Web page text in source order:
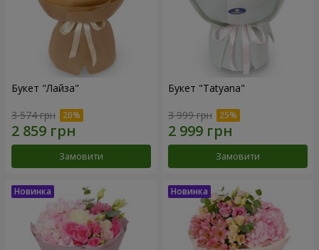
Букет "Лайза"
3 574 грн
Замовити
Букет "Tatyana"
3 999 грн
Замовити